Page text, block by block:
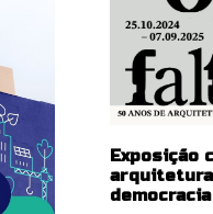
Exposição
democracia